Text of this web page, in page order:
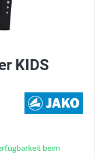
KIDS
beim